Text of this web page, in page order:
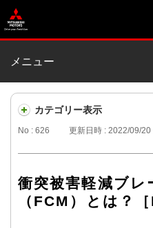
メニュー
カテゴリー表示
No : 626 更新日時 : 2022/09/20
衝突被害軽減ブレ
（FCM）とは？